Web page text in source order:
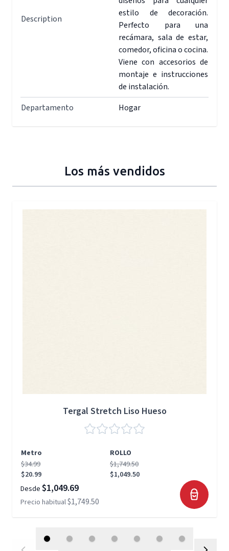
Description
estilo de decoración.
Perfecto para una
recámara, sala de estar,
comedor, oficina o cocina.
Viene con accesorios de
montaje e instrucciones
de instalación.
Departamento
Hogar
Los más vendidos
Tergal Stretch Liso Hueso
Metro
ROLLO
$34.99
$20.99
$1,749.50
$1,049.50
Desde $1,049.69
Precio habitual$1,749.50